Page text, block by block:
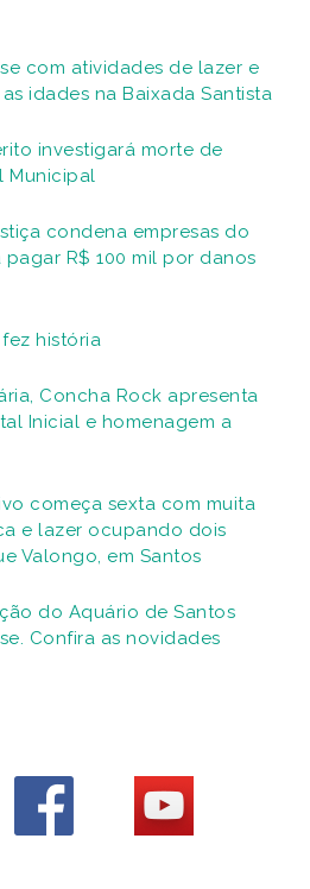
com atividades de lazer e
idades na Baixada Santista
investigará morte de
Municipal
condena empresas do
R$ 100 mil por danos
história
Concha Rock apresenta
Inicial e homenagem a
começa sexta com muita
e lazer ocupando dois
Valongo, em Santos
do Aquário de Santos
Confira as novidades